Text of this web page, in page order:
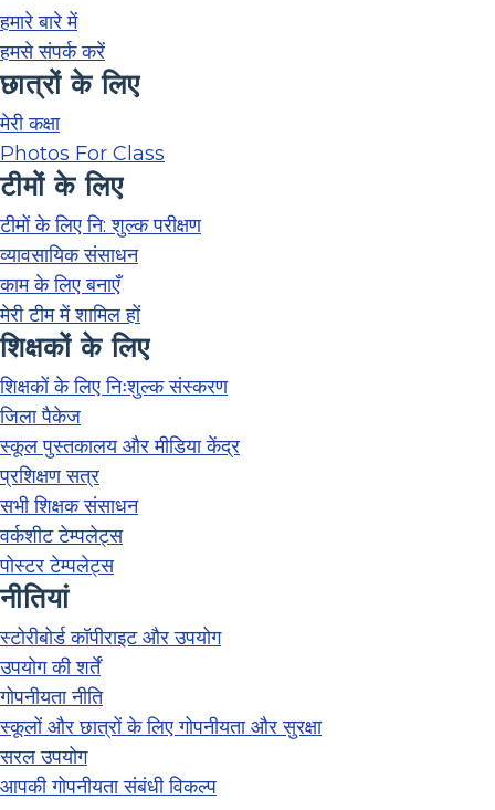
हमारे बारे में
हमसे संपर्क करें
छात्रों के लिए
मेरी कक्षा
Photos For Class
टीमों के लिए
टीमों के लिए नि: शुल्क परीक्षण
व्यावसायिक संसाधन
काम के लिए बनाएँ
मेरी टीम में शामिल हों
शिक्षकों के लिए
शिक्षकों के लिए निःशुल्क संस्करण
जिला पैकेज
स्कूल पुस्तकालय और मीडिया केंद्र
प्रशिक्षण सत्र
सभी शिक्षक संसाधन
वर्कशीट टेम्पलेट्स
पोस्टर टेम्पलेट्स
नीतियां
स्टोरीबोर्ड कॉपीराइट और उपयोग
उपयोग की शर्तें
गोपनीयता नीति
स्कूलों और छात्रों के लिए गोपनीयता और सुरक्षा
सरल उपयोग
आपकी गोपनीयता संबंधी विकल्प